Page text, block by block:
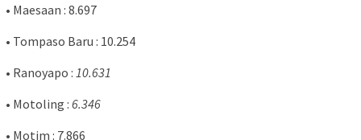
• Maesaan : 8.697
• Tompaso Baru : 10.254
• Ranoyapo : 10.631
• Motoling : 6.346
• Motim : 7.866